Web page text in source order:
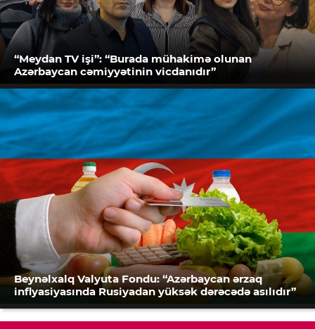
“Meydan TV işi”: “Burada mühakimə olunan
Azərbaycan cəmiyyətinin vicdanıdır”
Beynəlxalq Valyuta Fondu: “Azərbaycan ərzaq
inflyasiyasında Rusiyadan yüksək dərəcədə asılıdır”